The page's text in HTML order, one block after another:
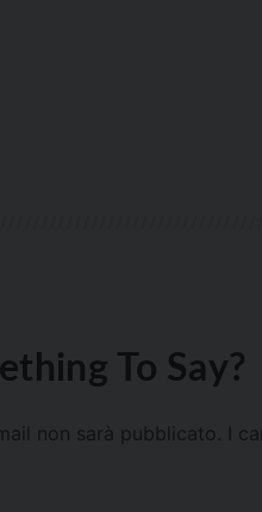
To Say?
non sarà pubblicato. I